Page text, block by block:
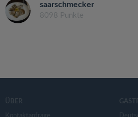
saarschmecker
8098 Punkte
ÜBER